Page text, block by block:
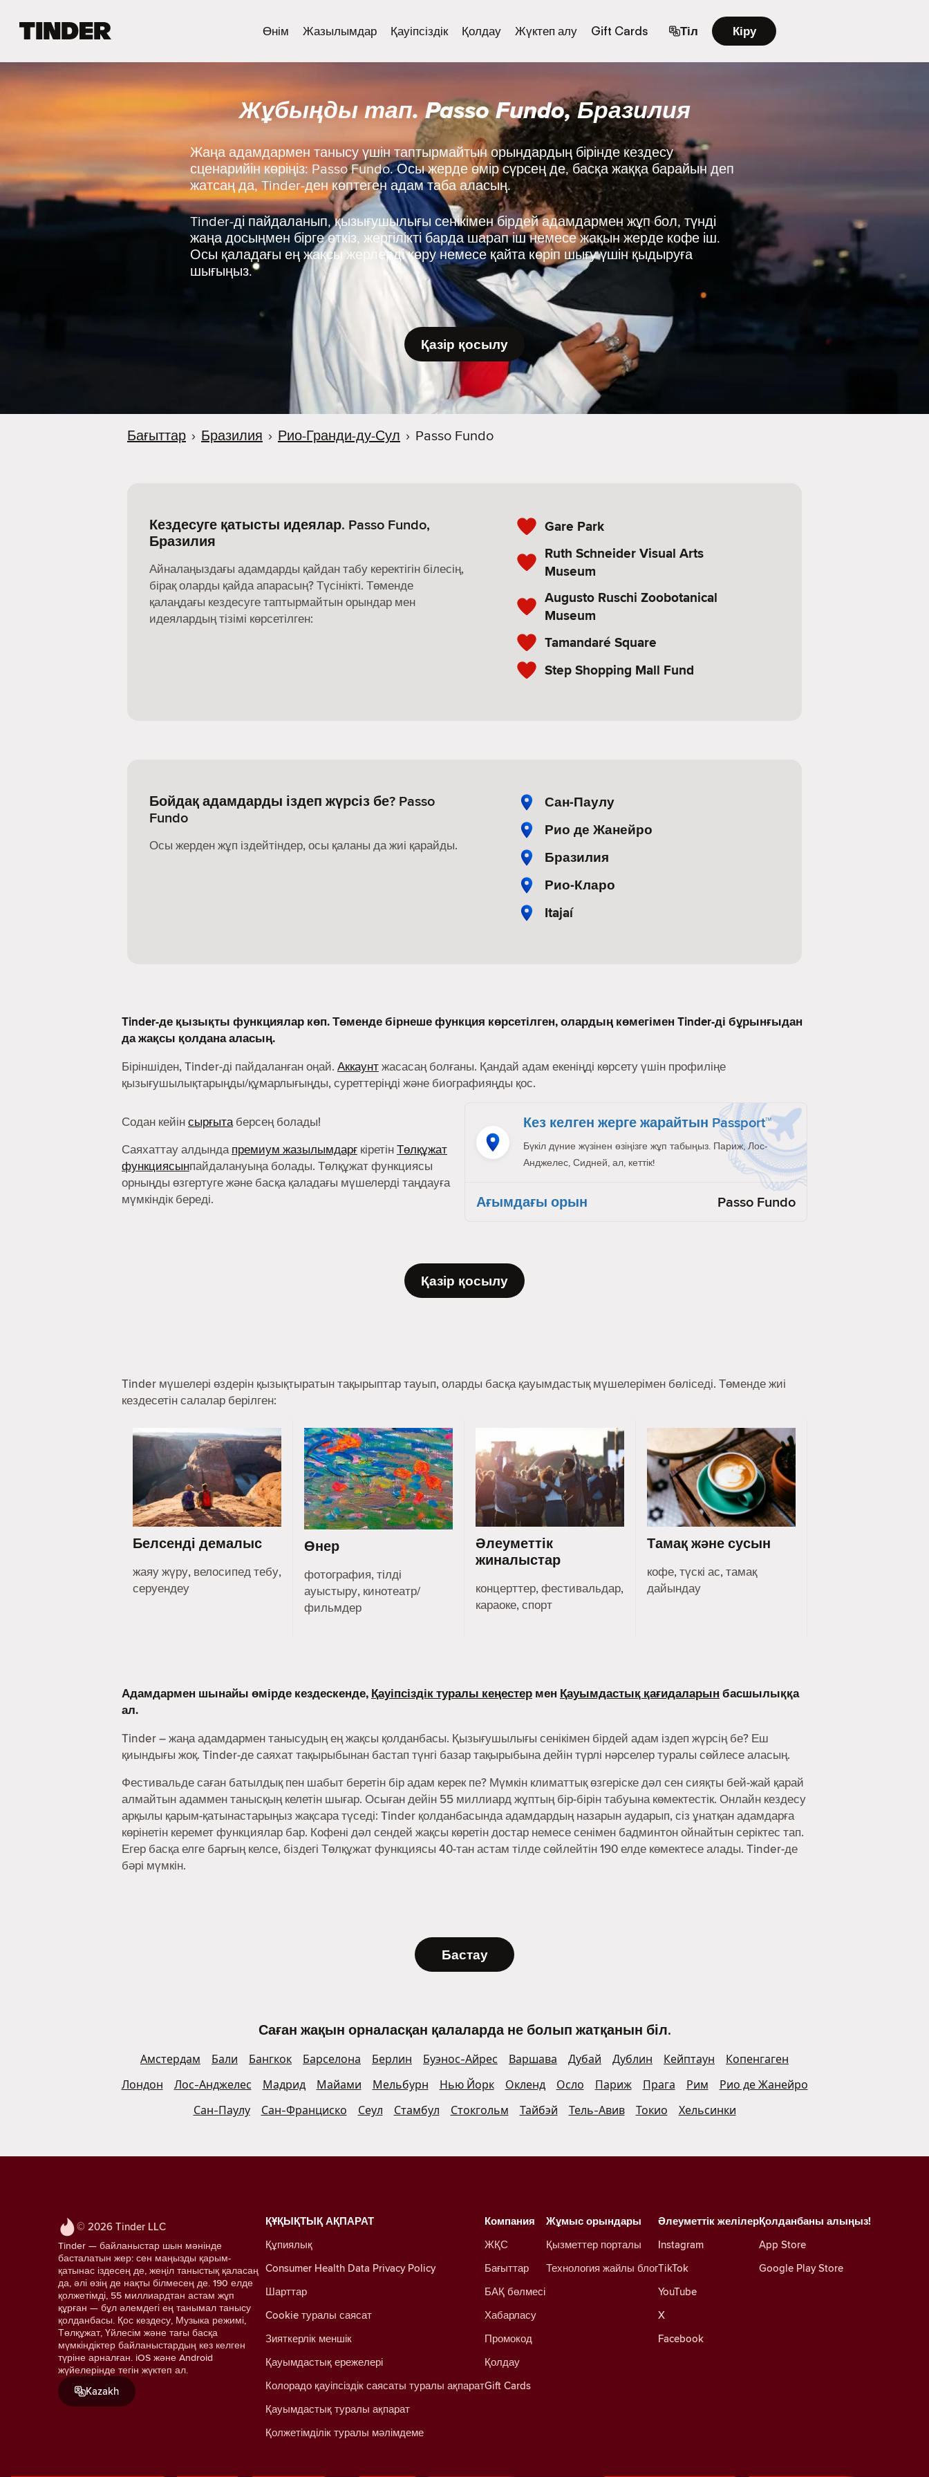
e
Өнім Жазылымдар Қауіпсіздік Қолдау Жүктеп алу Gift Cards Тіл Кіру
Жұбыңды тап. Passo Fundo, Бразилия
Жаңа адамдармен танысу үшін таптырмайтын орындардың бірінде кездесу
сценарийін көріңіз: Passo Fundo. Осы жерде өмір сүрсең де, басқа жаққа барайын деп
жатсаң да, Tinder-ден көптеген адам таба аласың.
Tinder-ді пайдаланып, қызығушылығы сенікімен бірдей адамдармен жұп бол, түнді
жаңа досыңмен бірге өткіз, жергілікті барда шарап іш немесе жақын жерде кофе іш.
Осы қаладағы ең жақсы жерлерді көру немесе қайта көріп шығу үшін қыдыруға
шығыңыз.
Қазір қосылу
Бағыттар › Бразилия › Рио-Гранди-ду-Сул › Passo Fundo
Кездесуге қатысты идеялар. Passo Fundo,
Бразилия
Айналаңыздағы адамдарды қайдан табу керектігін білесің,
бірақ оларды қайда апарасың? Түсінікті. Төменде
қалаңдағы кездесуге таптырмайтын орындар мен
идеялардың тізімі көрсетілген:
Gare Park
Ruth Schneider Visual Arts
Museum
Augusto Ruschi Zoobotanical
Museum
Tamandaré Square
Step Shopping Mall Fund
Бойдақ адамдарды іздеп жүрсіз бе? Passo
Fundo
Осы жерден жұп іздейтіндер, осы қаланы да жиі қарайды.
Сан-Паулу
Рио де Жанейро
Бразилия
Рио-Кларо
Itajaí
Tinder-де қызықты функциялар көп. Төменде бірнеше функция көрсетілген, олардың көмегімен Tinder-ді бұрынғыдан
да жақсы қолдана аласың.
Біріншіден, Tinder-ді пайдаланған оңай. Аккаунтжасасаң болғаны. Қандай адам екеніңді көрсету үшін профиліңе
қызығушылықтарыңды/құмарлығыңды, суреттеріңді және биографияңды қос.
Содан кейінсырғытаберсең болады!
Саяхаттау алдындапремиум жазылымдарғ кіретінТөлқұжат
функциясынпайдалануыңа болады. Төлқұжат функциясы
орныңды өзгертуге және басқа қаладағы мүшелерді таңдауға
мүмкіндік береді.
Кез келген жерге жарайтын Passport™
Бүкіл дүние жүзінен өзіңізге жұп табыңыз. Париж, Лос-
Анджелес, Сидней, ал, кеттік!
Ағымдағы орын Passo Fundo
Қазір қосылу
Tinder мүшелері өздерін қызықтыратын тақырыптар тауып, оларды басқа қауымдастық мүшелерімен бөліседі. Төменде жиі
кездесетін салалар берілген:
Белсенді демалыс
жаяу жүру, велосипед тебу,
серуендеу
Өнер
фотография, тілді
ауыстыру, кинотеатр/
фильмдер
Әлеуметтік
жиналыстар
концерттер, фестивальдар,
караоке, спорт
Тамақ және сусын
кофе, түскі ас, тамақ
дайындау
Адамдармен шынайы өмірде кездескенде, Қауіпсіздік туралы кеңестер мен Қауымдастық қағидаларын басшылыққа
ал.
Tinder – жаңа адамдармен танысудың ең жақсы қолданбасы. Қызығушылығы сенікімен бірдей адам іздеп жүрсің бе? Еш
қиындығы жоқ. Tinder-де саяхат тақырыбынан бастап түнгі базар тақырыбына дейін түрлі нәрселер туралы сөйлесе аласың.
Фестивальде саған батылдық пен шабыт беретін бір адам керек пе? Мүмкін климаттық өзгеріске дәл сен сияқты бей-жай қарай
алмайтын адаммен танысқың келетін шығар. Осыған дейін 55 миллиард жұптың бір-бірін табуына көмектестік. Онлайн кездесу
арқылы қарым-қатынастарыңыз жақсара түседі: Tinder қолданбасында адамдардың назарын аударып, сіз ұнатқан адамдарға
көрінетін керемет функциялар бар. Кофені дәл сендей жақсы көретін достар немесе сенімен бадминтон ойнайтын серіктес тап.
Егер басқа елге барғың келсе, біздегі Төлқұжат функциясы 40-тан астам тілде сөйлейтін 190 елде көмектесе алады. Tinder-де
бәрі мүмкін.
Бастау
Саған жақын орналасқан қалаларда не болып жатқанын біл.
Амстердам Бали Бангкок Барселона Берлин Буэнос-Айрес Варшава Дубай Дублин Кейптаун
Копенгаген
Лондон
Лос-Анджелес Мадрид Майами Мельбурн Нью Йорк Окленд Осло Париж Прага Рим
Рио де Жанейро
Сан-Паулу
Сан-Франциско Сеул Стамбул Стокгольм Тайбэй Тель-Авив Токио Хельсинки
© 2026 Tinder LLC
Tinder — байланыстар шын мәнінде
басталатын жер: сен маңызды қарым-
қатынас іздесең де, жеңіл таныстық қаласаң
да, әлі өзің де нақты білмесең де. 190 елде
қолжетімді, 55 миллиардтан астам жұп
құрған — бұл әлемдегі ең танымал танысу
қолданбасы. Қос кездесу, Музыка режимі,
Төлқұжат, Үйлесім және тағы басқа
мүмкіндіктер байланыстардың кез келген
түріне арналған. iOS және Android
жүйелерінде тегін жүктеп ал.
Kazakh
Әлеуметтік желілер
Instagram
TikTok
YouTube
X
Facebook
ҚҰҚЫҚТЫҚ АҚПАРАТ
Құпиялық
Consumer Health Data Privacy Policy
Шарттар
Cookie туралы саясат
Зияткерлік меншік
Қауымдастық ережелері
Колорадо қауіпсіздік саясаты туралы ақпарат
Қауымдастық туралы ақпарат
Қолжетімділік туралы мәлімдеме
Жұмыс орындары
Қызметтер порталы
Технология жайлы блог
Компания
ЖҚС
Бағыттар
БАҚ бөлмесі
Хабарласу
Промокод
Қолдау
Gift Cards
Қолданбаны алыңыз!
App Store
Google Play Store